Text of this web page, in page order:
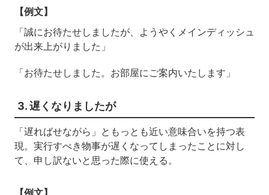
【例文】
「誠にお待たせしましたが、ようやくメインディッシュ
が出来上がりました」
「お待たせしました。お部屋にご案内いたします」
3. 遅くなりましたが
「遅ればせながら」ともっとも近い意味合いを持つ表
現。実行すべき物事が遅くなってしまったことに対し
て、申し訳ないと思った際に使える。